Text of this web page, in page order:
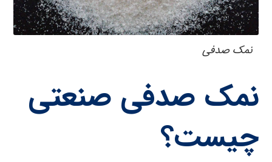
نمک صدفی
نمک صدفی صنعتی
چیست؟